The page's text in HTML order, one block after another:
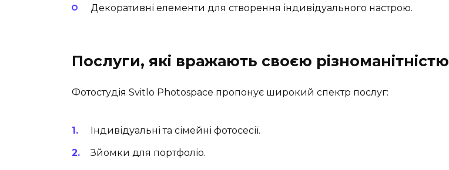
Декоративні елементи для створення індивідуального настрою.
Послуги, які вражають своєю різноманітністю
Фотостудія Svitlo Photospace пропонує широкий спектр послуг:
Індивідуальні та сімейні фотосесії.
Зйомки для портфоліо.